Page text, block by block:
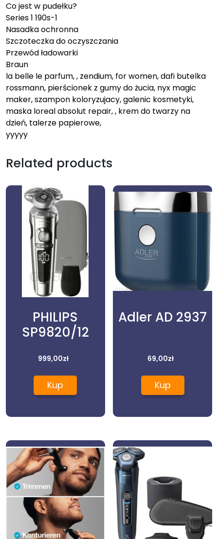
Co jest w pudełku?
Series 1 190s-1
Nasadka ochronna
Szczoteczka do oczyszczania
Przewód ładowarki
Braun
la belle le parfum, , zendium, for women, dafi butelka
rossmann, pierścionek z gumy do żucia, nyx magic
maker, szampon koloryzujacy, galenic kosmetyki,
maska loreal absolut repair, , krem do twarzy na
dzień, talerze papierowe,
yyyyy
Related products
PHILIPS
SP9820/12
999,00zł
Kup
Adler AD 2937
69,00zł
Kup